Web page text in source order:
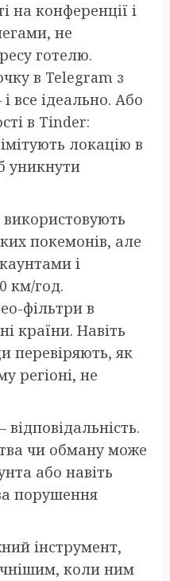
на конференції і
не
готелю.
в Telegram з
все ідеально. Або
в Tinder:
локацію в
уникнути
покемонів, але
і
км/год.
фільтри в
країни. Навіть
перевіряють, як
регіоні, не
чи обману може
або навіть
порушення
інструмент,
коли ним